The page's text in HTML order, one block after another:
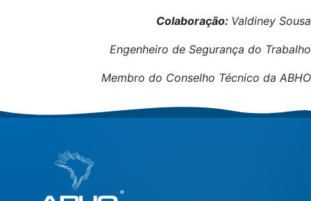
Colaboração: Valdiney Sousa
Engenheiro de Segurança do Trabalho
Membro do Conselho Técnico da ABHO